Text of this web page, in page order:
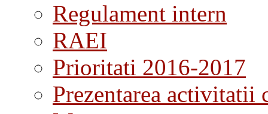
Regulament intern
RAEI
Prioritati 2016-2017
Prezentarea activitatii